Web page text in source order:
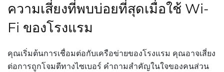
ความเสี่ยงที่พบบ่อยที่สุดเมื่อใช้ Wi-
Fi ของโรงแรม
คุณเริ่มต้นการเชื่อมต่อกับเครือข่ายของโรงแรม คุณอาจเสี่ยง
ต่อการถูกโจมตีทางไซเบอร์ คำถามสำคัญในใจของคนส่วน